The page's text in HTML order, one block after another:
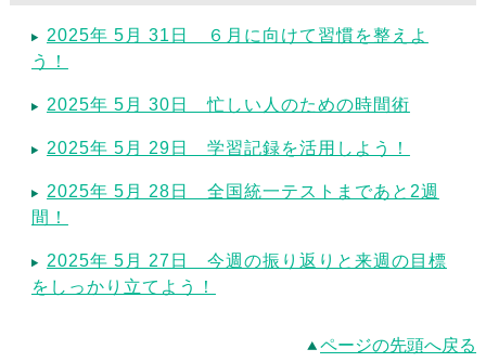
2025年 5月 31日 ６月に向けて習慣を整えよ
う！
2025年 5月 30日 忙しい人のための時間術
2025年 5月 29日 学習記録を活用しよう！
2025年 5月 28日 全国統一テストまであと2週
間！
2025年 5月 27日 今週の振り返りと来週の目標
をしっかり立てよう！
ページの先頭へ戻る